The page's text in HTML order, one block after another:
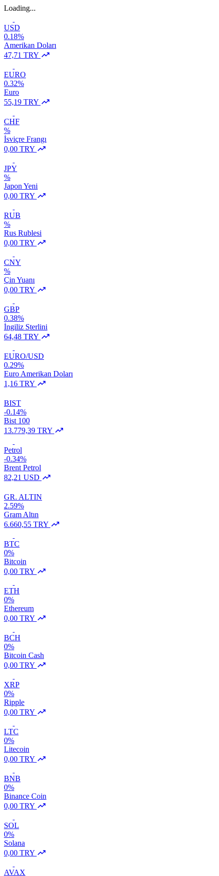
Loading...
USD
0.18%
Amerikan Doları
47,71 TRY
EURO
0.32%
Euro
55,19 TRY
CHF
%
İsviçre Frangı
0,00 TRY
JPY
%
Japon Yeni
0,00 TRY
RUB
%
Rus Rublesi
0,00 TRY
CNY
%
Çin Yuanı
0,00 TRY
GBP
0.38%
İngiliz Sterlini
64,48 TRY
EURO/USD
0.29%
Euro Amerikan Doları
1,16 TRY
BIST
-0.14%
Bist 100
13.779,39 TRY
Petrol
-0.34%
Brent Petrol
82,21 USD
GR. ALTIN
2.59%
Gram Altın
6.660,55 TRY
BTC
0%
Bitcoin
0,00 TRY
ETH
0%
Ethereum
0,00 TRY
BCH
0%
Bitcoin Cash
0,00 TRY
XRP
0%
Ripple
0,00 TRY
LTC
0%
Litecoin
0,00 TRY
BNB
0%
Binance Coin
0,00 TRY
SOL
0%
Solana
0,00 TRY
AVAX